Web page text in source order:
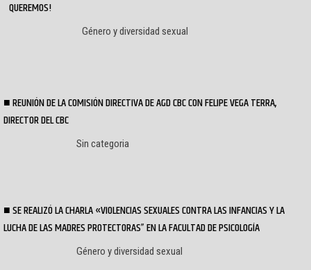
QUEREMOS!
Género y diversidad sexual
REUNIÓN DE LA COMISIÓN DIRECTIVA DE AGD CBC CON FELIPE VEGA TERRA,
DIRECTOR DEL CBC
Sin categoria
SE REALIZÓ LA CHARLA «VIOLENCIAS SEXUALES CONTRA LAS INFANCIAS Y LA
LUCHA DE LAS MADRES PROTECTORAS” EN LA FACULTAD DE PSICOLOGÍA
Género y diversidad sexual